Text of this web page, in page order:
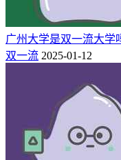
学校是教育部CDIO工
工程师教育培养计划”
革示范高校、高水平运
教育实验基地、北京市
育中心、1个国家级虚
学示范中心、1个国家
高等学校实验教学示
地、2个北京高等学校
高校产学研深度协同育
广州大学是双一流大学
双一流 2025-01-12